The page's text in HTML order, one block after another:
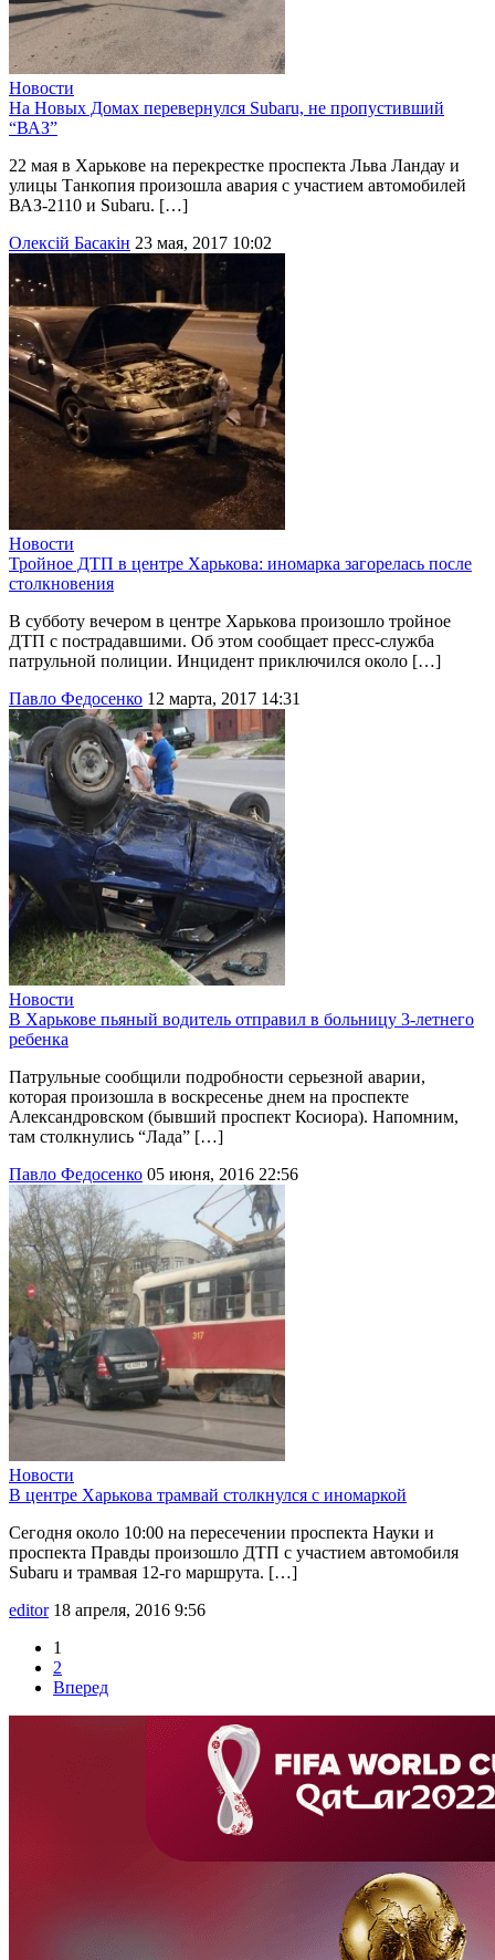
Новости
На Новых Домах перевернулся Subaru, не пропустивший
“ВАЗ”
22 мая в Харькове на перекрестке проспекта Льва Ландау и
улицы Танкопия произошла авария с участием автомобилей
ВАЗ-2110 и Subaru. […]
Олексій Басакін 23 мая, 2017 10:02
Новости
Тройное ДТП в центре Харькова: иномарка загорелась после
столкновения
В субботу вечером в центре Харькова произошло тройное
ДТП с пострадавшими. Об этом сообщает пресс-служба
патрульной полиции. Инцидент приключился около […]
Павло Федосенко 12 марта, 2017 14:31
Новости
В Харькове пьяный водитель отправил в больницу 3-летнего
ребенка
Патрульные сообщили подробности серьезной аварии,
которая произошла в воскресенье днем на проспекте
Александровском (бывший проспект Косиора). Напомним,
там столкнулись “Лада” […]
Павло Федосенко 05 июня, 2016 22:56
Новости
В центре Харькова трамвай столкнулся с иномаркой
Сегодня около 10:00 на пересечении проспекта Науки и
проспекта Правды произошло ДТП с участием автомобиля
Subaru и трамвая 12-го маршрута. […]
editor 18 апреля, 2016 9:56
1
2
Вперед